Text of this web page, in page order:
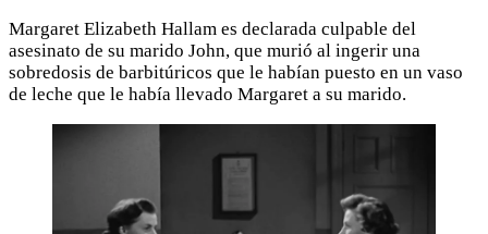
Margaret Elizabeth Hallam es declarada culpable del
asesinato de su marido John, que murió al ingerir una
sobredosis de barbitúricos que le habían puesto en un vaso
de leche que le había llevado Margaret a su marido.